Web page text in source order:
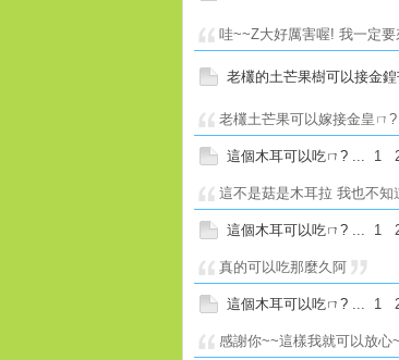
哇~~Z大好厲害喔! 我一定要
老欉的土芒果樹可以接金
老欉土芒果可以嫁接金皇ㄇ?
這個木耳可以吃ㄇ? 1
這不是菇是木耳拉 我也不知
這個木耳可以吃ㄇ? 1
真的可以吃那麼久阿
這個木耳可以吃ㄇ? 1
感謝你~~這樣我就可以放